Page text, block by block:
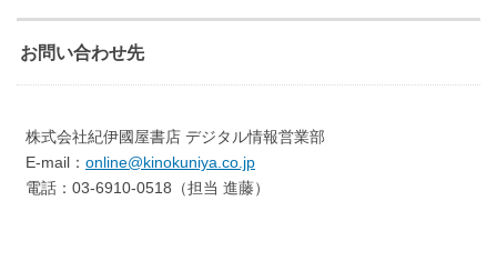
お問い合わせ先
株式会社紀伊國屋書店 デジタル情報営業部
E-mail： online@kinokuniya.co.jp
電話：03-6910-0518（担当 進藤）